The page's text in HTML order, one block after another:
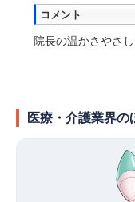
コメント
院長の温かさやさ
医療・介護業界の